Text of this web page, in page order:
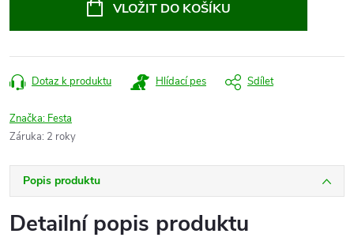
VLOŽIT DO KOŠÍKU
Dotaz k produktu Hlídací pes Sdílet
Značka: Festa
Záruka: 2 roky
Popis produktu
Detailní popis produktu